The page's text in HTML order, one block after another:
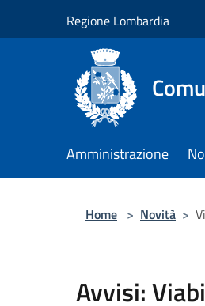
Regione Lombardia
Amministrazione
Home > Novità >
Avvisi: